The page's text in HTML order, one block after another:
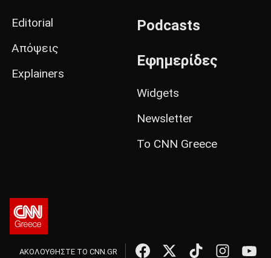
Editorial
Απόψεις
Explainers
Podcasts
Εφημερίδες
Widgets
Newsletter
Το CNN Greece
ΑΚΟΛΟΥΘΗΣΤΕ ΤΟ CNN.GR